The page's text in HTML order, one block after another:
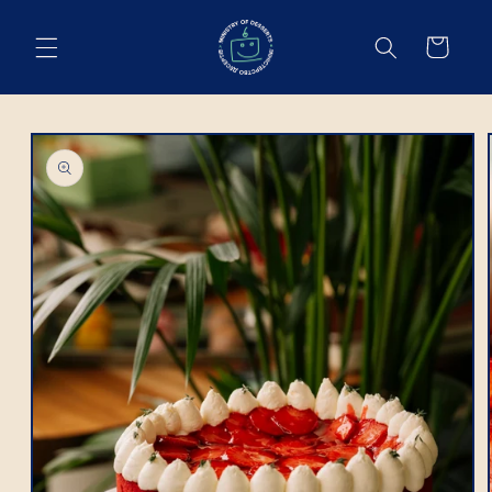
Cart
Пропустити
ОБЕРІТЬ ДАТУ ТА ЧАС
ДОСТАВКИ
У який день плануєте отримати
замовлення?
Термін виготовлення замовлення:
- З стандартним - 48 годин (2 доби)
- З власним - 72 години (3 доби)
На яку годину ви очікуєте замовлення?